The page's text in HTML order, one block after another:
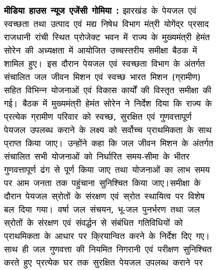
मीडिया हाउस न्यूज एजेंसी गोमिया : झारखंड के पेयजल एवं
स्वच्छता तथा उत्पाद एवं मद्य निषेध विभाग मंत्री योगेंद्र प्रसाद
राजधानी रांची स्थित प्रोजेक्ट भवन में राज्य के मुख्यमंत्री हेमंत
सोरेन की अध्यक्षता में आयोजित उच्चस्तरीय समीक्षा बैठक में
शामिल हुए। इस दौरान पेयजल एवं स्वच्छता विभाग के अंतर्गत
संचालित जल जीवन मिशन एवं स्वच्छ भारत मिशन (ग्रामीण)
सहित विभिन्न योजनाओं एवं विकास कार्यों की विस्तृत समीक्षा की
गई। बैठक में मुख्यमंत्री हेमंत सोरेन ने निर्देश दिया कि राज्य के
प्रत्येक ग्रामीण परिवार को स्वच्छ, सुरक्षित एवं गुणवत्तापूर्ण
पेयजल उपलब्ध कराने के लक्ष्य को सर्वोच्च प्राथमिकता के साथ
प्राप्त किया जाए। उन्होंने कहा कि जल जीवन मिशन के अंतर्गत
संचालित सभी योजनाओं को निर्धारित समय-सीमा के भीतर
गुणवत्तापूर्ण ढंग से पूर्ण किया जाए तथा योजनाओं का लाभ समय
पर आम जनता तक पहुंचाना सुनिश्चित किया जाए।समीक्षा के
दौरान पेयजल स्रोतों के संरक्षण एवं स्रोत स्थायित्व पर विशेष
बल दिया गया। वर्षा जल संचयन, भू-जल पुनर्भरण तथा जल
स्रोतों के संरक्षण एवं संवर्द्धन से संबंधित गतिविधियों को
प्राथमिकता के आधार पर क्रियान्वित करने के निर्देश दिए गए।
साथ ही जल गुणवत्ता की नियमित निगरानी एवं परीक्षण सुनिश्चित
करते हुए प्रत्येक घर तक सुरक्षित पेयजल उपलब्ध कराने पर